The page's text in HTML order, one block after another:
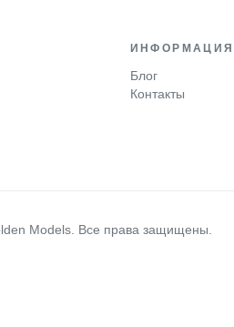
ИНФОРМАЦИЯ
Блог
Контакты
Models. Все права защищены.